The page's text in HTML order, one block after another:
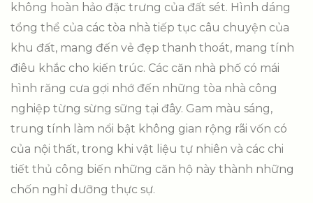
không hoàn hảo đặc trưng của đất sét. Hình dáng
tổng thể của các tòa nhà tiếp tục câu chuyện của
khu đất, mang đến vẻ đẹp thanh thoát, mang tính
điêu khắc cho kiến ​​trúc. Các căn nhà phố có mái
hình răng cưa gợi nhớ đến những tòa nhà công
nghiệp từng sừng sững tại đây. Gam màu sáng,
trung tính làm nổi bật không gian rộng rãi vốn có
của nội thất, trong khi vật liệu tự nhiên và các chi
tiết thủ công biến những căn hộ này thành những
chốn nghỉ dưỡng thực sự.